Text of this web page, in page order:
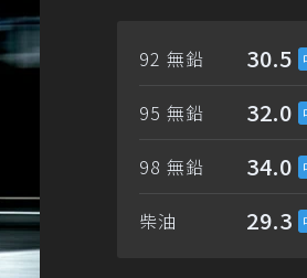
92 無鉛 30.5
95 無鉛 32.0
98 無鉛 34.0
柴油 29.3